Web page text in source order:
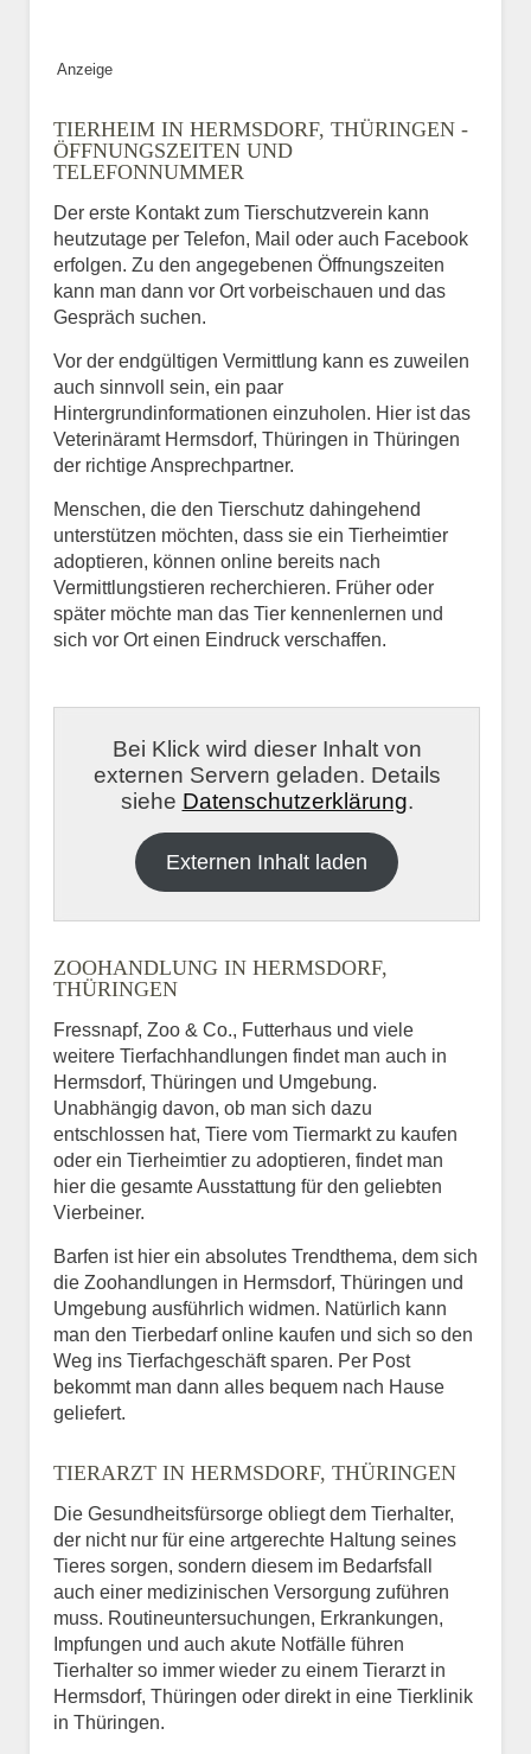
Anzeige
TIERHEIM IN HERMSDORF, THÜRINGEN -
ÖFFNUNGSZEITEN UND
TELEFONNUMMER
Der erste Kontakt zum Tierschutzverein kann
heutzutage per Telefon, Mail oder auch Facebook
erfolgen. Zu den angegebenen Öffnungszeiten
kann man dann vor Ort vorbeischauen und das
Gespräch suchen.
Vor der endgültigen Vermittlung kann es zuweilen
auch sinnvoll sein, ein paar
Hintergrundinformationen einzuholen. Hier ist das
Veterinäramt Hermsdorf, Thüringen in Thüringen
der richtige Ansprechpartner.
Menschen, die den Tierschutz dahingehend
unterstützen möchten, dass sie ein Tierheimtier
adoptieren, können online bereits nach
Vermittlungstieren recherchieren. Früher oder
später möchte man das Tier kennenlernen und
sich vor Ort einen Eindruck verschaffen.
Bei Klick wird dieser Inhalt von
externen Servern geladen. Details
siehe Datenschutzerklärung.
Externen Inhalt laden
ZOOHANDLUNG IN HERMSDORF,
THÜRINGEN
Fressnapf, Zoo & Co., Futterhaus und viele
weitere Tierfachhandlungen findet man auch in
Hermsdorf, Thüringen und Umgebung.
Unabhängig davon, ob man sich dazu
entschlossen hat, Tiere vom Tiermarkt zu kaufen
oder ein Tierheimtier zu adoptieren, findet man
hier die gesamte Ausstattung für den geliebten
Vierbeiner.
Barfen ist hier ein absolutes Trendthema, dem sich
die Zoohandlungen in Hermsdorf, Thüringen und
Umgebung ausführlich widmen. Natürlich kann
man den Tierbedarf online kaufen und sich so den
Weg ins Tierfachgeschäft sparen. Per Post
bekommt man dann alles bequem nach Hause
geliefert.
TIERARZT IN HERMSDORF, THÜRINGEN
Die Gesundheitsfürsorge obliegt dem Tierhalter,
der nicht nur für eine artgerechte Haltung seines
Tieres sorgen, sondern diesem im Bedarfsfall
auch einer medizinischen Versorgung zuführen
muss. Routineuntersuchungen, Erkrankungen,
Impfungen und auch akute Notfälle führen
Tierhalter so immer wieder zu einem Tierarzt in
Hermsdorf, Thüringen oder direkt in eine Tierklinik
in Thüringen.